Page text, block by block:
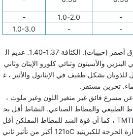
-
1.0-2.0
-
-
-
1.0-3.0
هذا المنتج هو مسحوق أصفر (حبيبات). الكثافة 1.37-1.40. عديم ال
والأسيتون وثنائي كلورو الإيثان وثاني
للذوبان بشكل طفيف في الإيثانول والأثير ، غ
تخزين مستقر.
عن مسرع فائق غير متغير اللون وغير ملوث ،
والمطاط الصناعي. النشاط أقل بح
والي 10٪ من نشاط المسرع TMTD ، كما أن قوة الشد للمطاط المفلكن أقل
قليلا. التأثير اللاحق لدرجة الحرارة الحرجة للكبريتيد 121οC أكبر من تأثير ثاني